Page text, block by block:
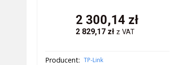
2 300,14 zł
2 829,17 zł z VAT
Producent: TP-Link